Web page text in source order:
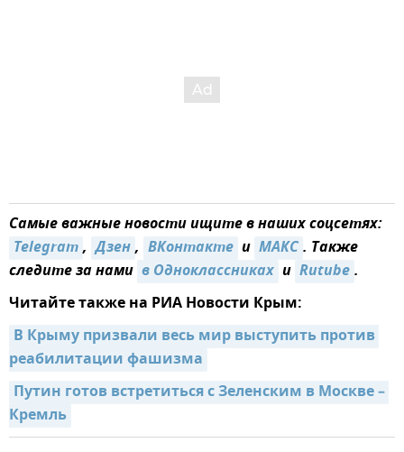
Самые важные новости ищите в наших соцсетях:
Telegram, Дзен, ВКонтакте и МАКС. Также
следите за нами в Одноклассниках и Rutube.
Читайте также на РИА Новости Крым:
В Крыму призвали весь мир выступить против
реабилитации фашизма
Путин готов встретиться с Зеленским в Москве –
Кремль